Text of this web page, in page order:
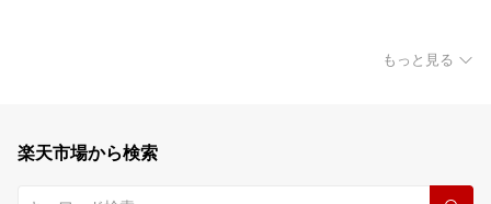
もっと見る
楽天市場から検索